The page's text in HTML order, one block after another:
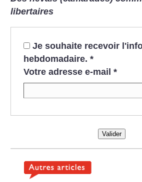
libertaires
Je souhaite recevoir
hebdomadaire. *
Votre adresse e-mail *
Valider